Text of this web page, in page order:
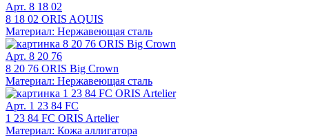
Арт. 8 18 02
8 18 02 ORIS AQUIS
Материал: Нержавеющая сталь
Арт. 8 20 76
8 20 76 ORIS Big Crown
Материал: Нержавеющая сталь
Арт. 1 23 84 FC
1 23 84 FC ORIS Artelier
Материал: Кожа аллигатора